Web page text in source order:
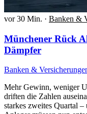
vor 30 Min. · Banken &
Münchener Rück
Dämpfer
Banken &
Mehr Gewinn, weniger
driften die Zahlen
starkes zweites Quartal –